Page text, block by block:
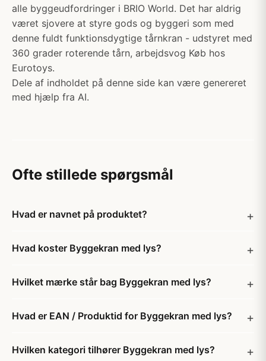
alle byggeudfordringer i BRIO World. Det har aldrig
været sjovere at styre gods og byggeri som med
denne fuldt funktionsdygtige tårnkran - udstyret med
360 grader roterende tårn, arbejdsvog Køb hos
Eurotoys.
Dele af indholdet på denne side kan være genereret
med hjælp fra AI.
Ofte stillede spørgsmål
Hvad er navnet på produktet?
Hvad koster Byggekran med lys?
Hvilket mærke står bag Byggekran med lys?
Hvad er EAN / Produktid for Byggekran med lys?
Hvilken kategori tilhører Byggekran med lys?